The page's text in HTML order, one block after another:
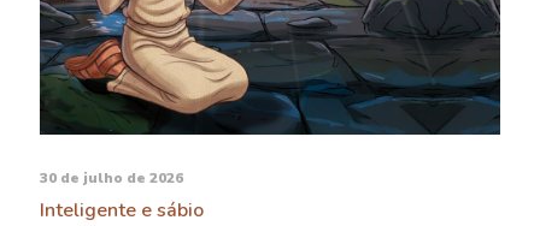
30 de julho de 2026
Inteligente e sábio